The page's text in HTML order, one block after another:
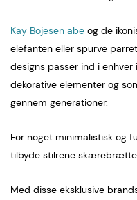
Kay Bojesen abe og de
elefanten eller spurve
designs passer ind i
dekorative elementer og
gennem generationer.
For noget minimalistisk og
tilbyde stilrene
Med disse eksklusive